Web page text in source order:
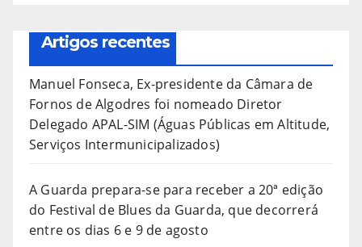
Artigos recentes
Manuel Fonseca, Ex-presidente da Câmara de
Fornos de Algodres foi nomeado Diretor
Delegado APAL-SIM (Águas Públicas em Altitude,
Serviços Intermunicipalizados)
A Guarda prepara-se para receber a 20ª edição
do Festival de Blues da Guarda, que decorrerá
entre os dias 6 e 9 de agosto